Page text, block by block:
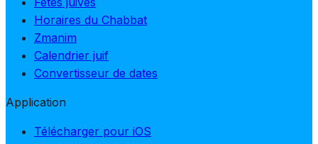
Horaires du Chabbat
Zmanim
Calendrier juif
Convertisseur de dates
Application
Télécharger pour iOS